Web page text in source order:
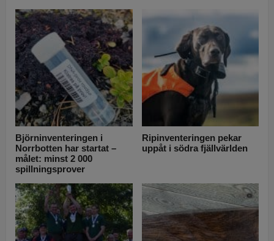
Björninventeringen i
Norrbotten har startat –
målet: minst 2 000
spillningsprover
Ripinventeringen pekar
uppåt i södra fjällvärlden